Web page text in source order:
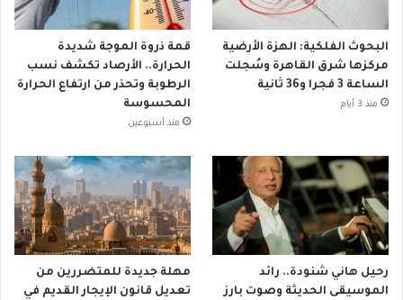
البحوث الفلكية: الهزة الأرضية
مركزها شرق القاهرة وسُجلت
الساعة 3 فجرا و36 ثانية
منذ 3 أيام
قمة ذروة الموجة شديدة
الحرارة.. الأرصاد تكشف نسب
الرطوبة وتحذر من ارتفاع الحرارة
المحسوسة
منذ أسبوعين
رحيل هاني شنودة.. رائد
الموسيقى الحديثة وصوت بارز
مهلة جديدة للمتضررين من
تعديل قانون الإيجار القديم في